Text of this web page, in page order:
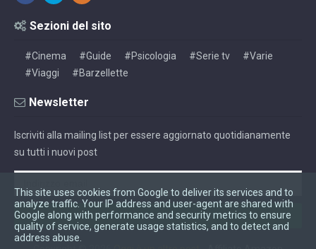
Sezioni del sito
#Cinema #Guide #Psicologia #Serie tv
#Varie
#Viaggi
#Barzellette
Newsletter
Iscriviti alla mailing list per essere aggiornato quotidianamente
su tutti i nuovi post
This site uses cookies from Google to deliver its services and to
analyze traffic. Your IP address and user-agent are shared with
Google along with performance and security metrics to ensure
quality of service, generate usage statistics, and to detect and
address abuse.